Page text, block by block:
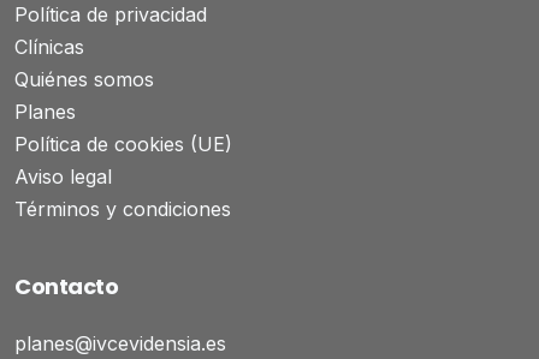
Política de privacidad
Clínicas
Quiénes somos
Planes
Política de cookies (UE)
Aviso legal
Términos y condiciones
Contacto
planes@ivcevidensia.es